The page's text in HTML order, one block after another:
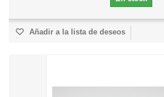
Añadir a la lista de deseos